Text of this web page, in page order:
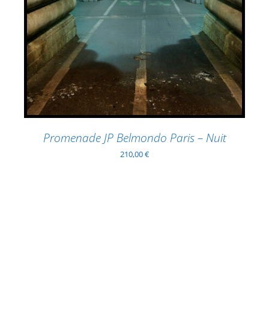
Promenade JP Belmondo Paris – Nuit
210,00€